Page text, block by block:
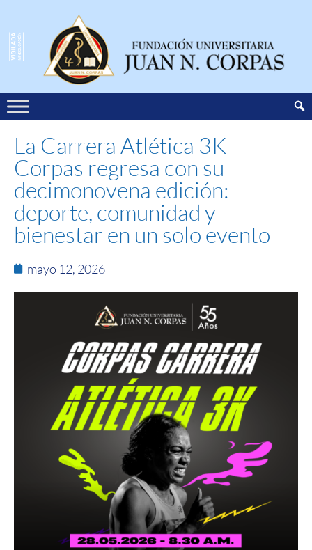
La Carrera Atlética 3K
Corpas regresa con su
decimonovena edición:
deporte, comunidad y
bienestar en un solo evento
mayo 12, 2026